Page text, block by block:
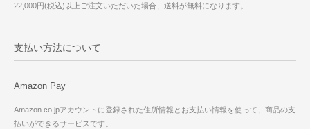
22,000円(税込)以上ご注文いただいた場合、送料が無料になります。
支払い方法について
Amazon Pay
Amazon.co.jpアカウントに登録された住所情報とお支払い情報を使って、商品の支
払いができるサービスです。